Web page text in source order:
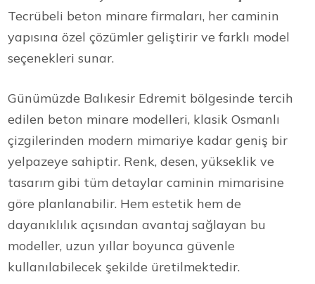
Tecrübeli beton minare firmaları, her caminin
yapısına özel çözümler geliştirir ve farklı model
seçenekleri sunar.
Günümüzde Balıkesir Edremit bölgesinde tercih
edilen beton minare modelleri, klasik Osmanlı
çizgilerinden modern mimariye kadar geniş bir
yelpazeye sahiptir. Renk, desen, yükseklik ve
tasarım gibi tüm detaylar caminin mimarisine
göre planlanabilir. Hem estetik hem de
dayanıklılık açısından avantaj sağlayan bu
modeller, uzun yıllar boyunca güvenle
kullanılabilecek şekilde üretilmektedir.